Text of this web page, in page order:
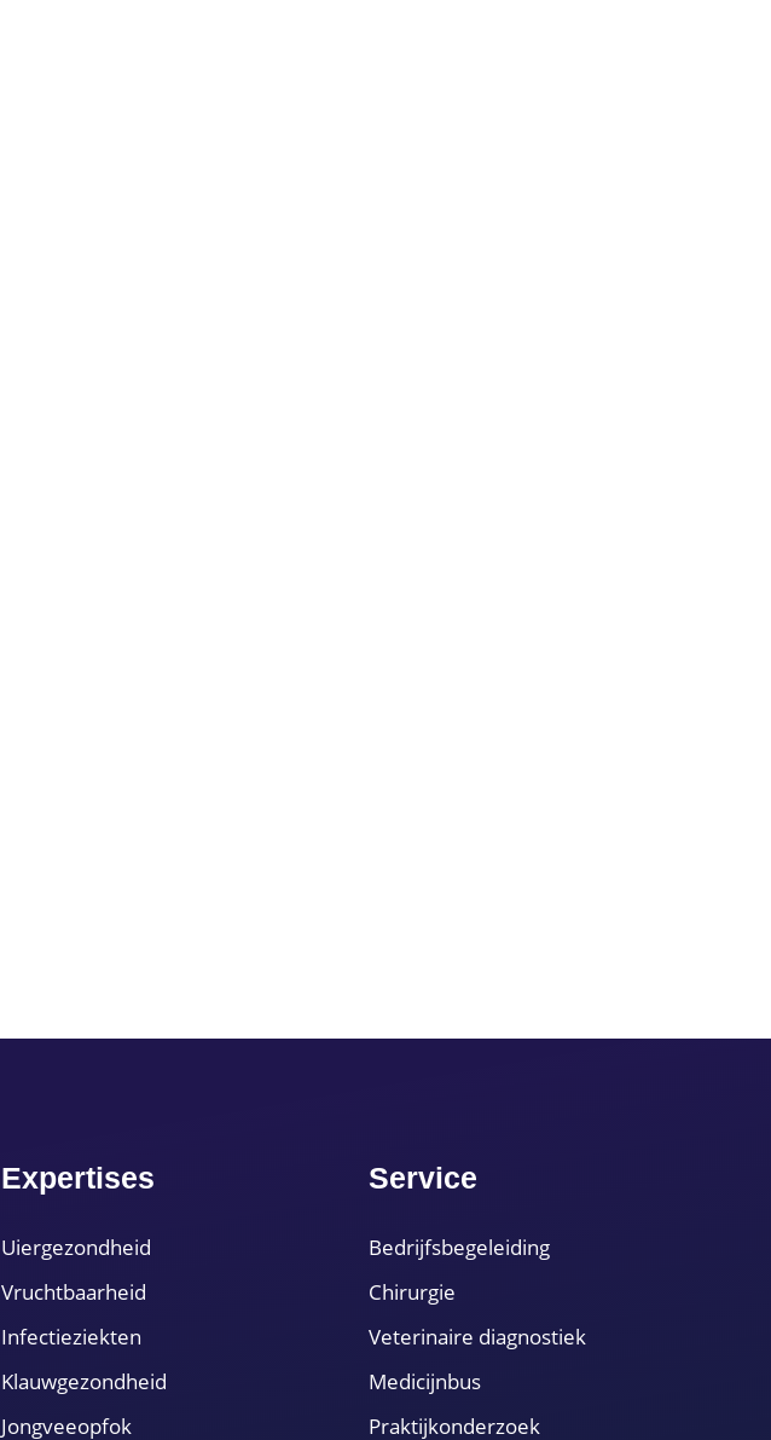
Expertises
Uiergezondheid
Vruchtbaarheid
Infectieziekten
Klauwgezondheid
Jongveeopfok
Service
Bedrijfsbegeleiding
Chirurgie
Veterinaire diagnostiek
Medicijnbus
Praktijkonderzoek